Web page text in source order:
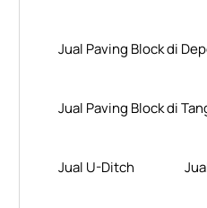
Jual Paving Block di
Jual Paving Block di
Jual U-Ditch